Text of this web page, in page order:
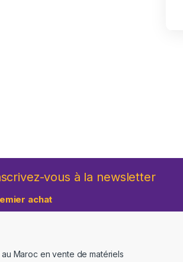
vous à la newsletter
achat